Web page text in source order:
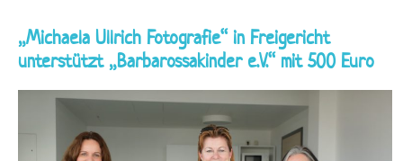
„Michaela Ullrich Fotografie“ in Freigericht
unterstützt „Barbarossakinder e.V.“ mit 500 Euro